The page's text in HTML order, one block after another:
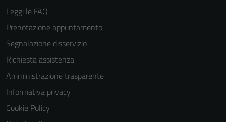
Leggi le FAQ
Prenotazione appuntamento
Segnalazione disservizio
Richiesta assistenza
Amministrazione trasparente
Informativa privacy
Cookie Policy